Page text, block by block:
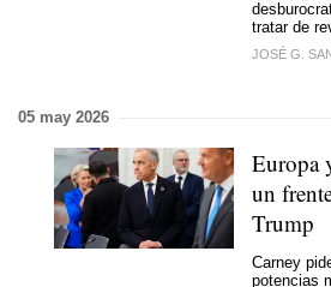
tratar de
JOSÉ G.
05 may 2026
Europa
un
Trump
Carney
potencias